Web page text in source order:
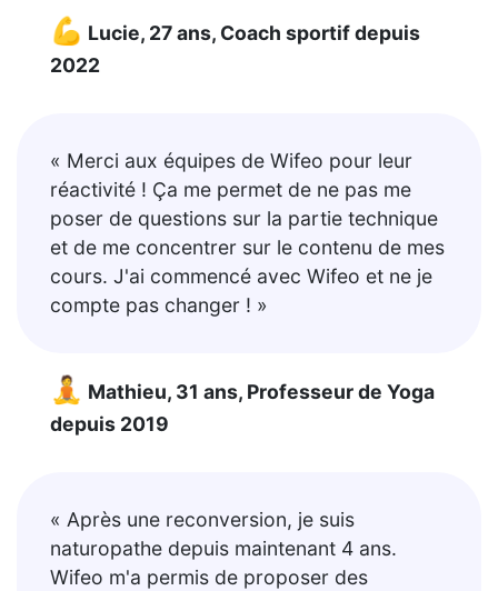
💪 Lucie, 27 ans, Coach sportif depuis
2022
« Merci aux équipes de Wifeo pour leur
réactivité ! Ça me permet de ne pas me
poser de questions sur la partie technique
et de me concentrer sur le contenu de mes
cours. J'ai commencé avec Wifeo et ne je
compte pas changer ! »
🧘 Mathieu, 31 ans, Professeur de Yoga
depuis 2019
« Après une reconversion, je suis
naturopathe depuis maintenant 4 ans.
Wifeo m'a permis de proposer des